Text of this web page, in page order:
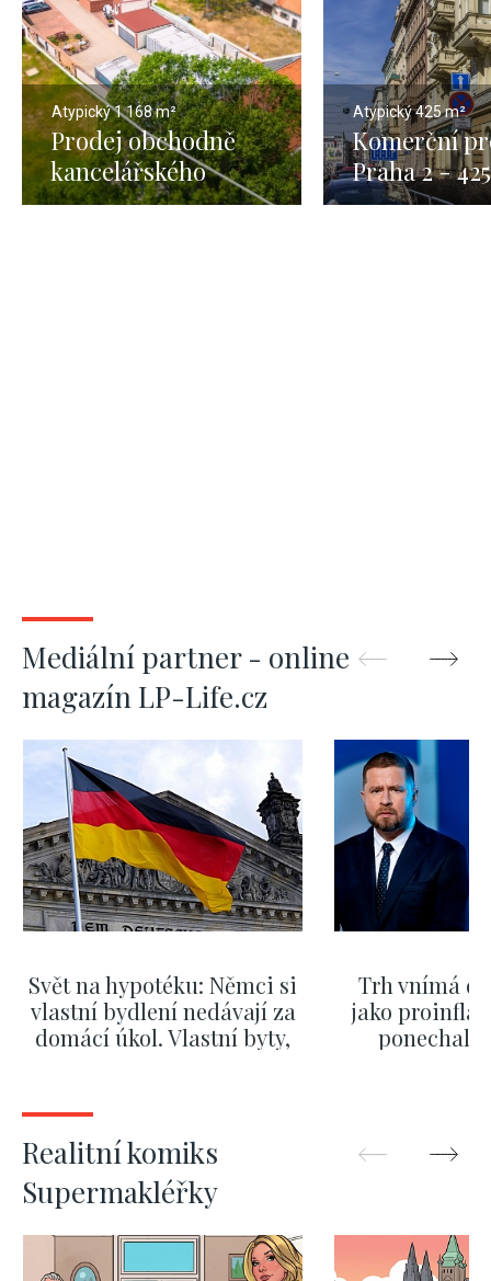
Atypický1 168 m²
Prodej obchodně
kancelářského
prostoru s
Atypický425 m²
Komerční
Praha 2 -
Mediální partner - online
magazín LP-Life.cz
Svět na hypotéku: Němci si
vlastní bydlení nedávají za
domácí úkol. Vlastní byty,
Trh vnímá
jako
ponechali
Realitní komiks
Supermakléřky